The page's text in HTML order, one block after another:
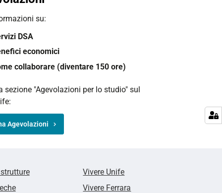
su:
DSA
economici
collaborare (diventare 150 ore)
sezione "Agevolazioni per lo studio" sul
Agevolazioni
Vivere Unife
Vivere Ferrara